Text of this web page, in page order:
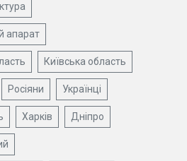
апарат
Київська область
Росіяни Українці
Харків Дніпро